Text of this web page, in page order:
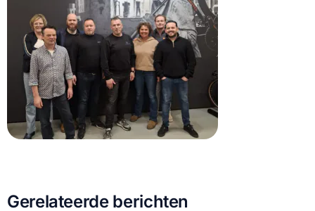
Gerelateerde berichten